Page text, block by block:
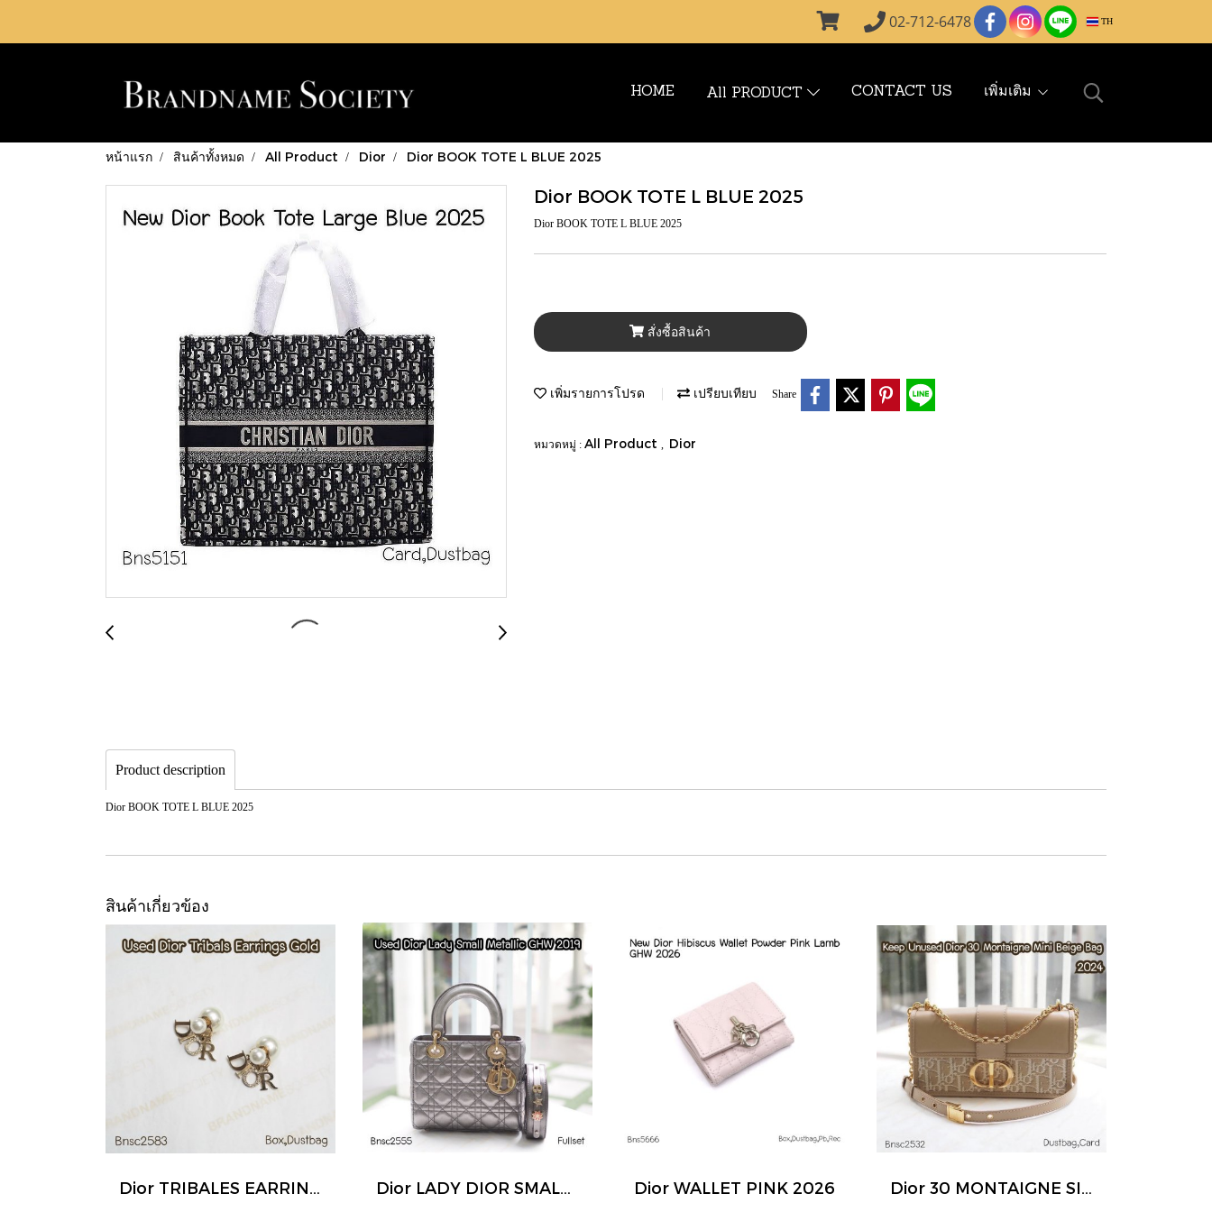
02-712-6478 TH
HOME All PRODUCT CONTACT US เพิ่มเติม
หน้าแรก สินค้าทั้งหมด All Product Dior Dior BOOK TOTE L BLUE 2025
Dior BOOK TOTE L BLUE 2025
Dior BOOK TOTE L BLUE 2025
สั่งซื้อสินค้า
เพิ่มรายการโปรด เปรียบเทียบ Share
หมวดหมู่ : All Product Dior
Product description
Dior BOOK TOTE L BLUE 2025
สินค้าเกี่ยวข้อง
Dior WALLET PINK 2026